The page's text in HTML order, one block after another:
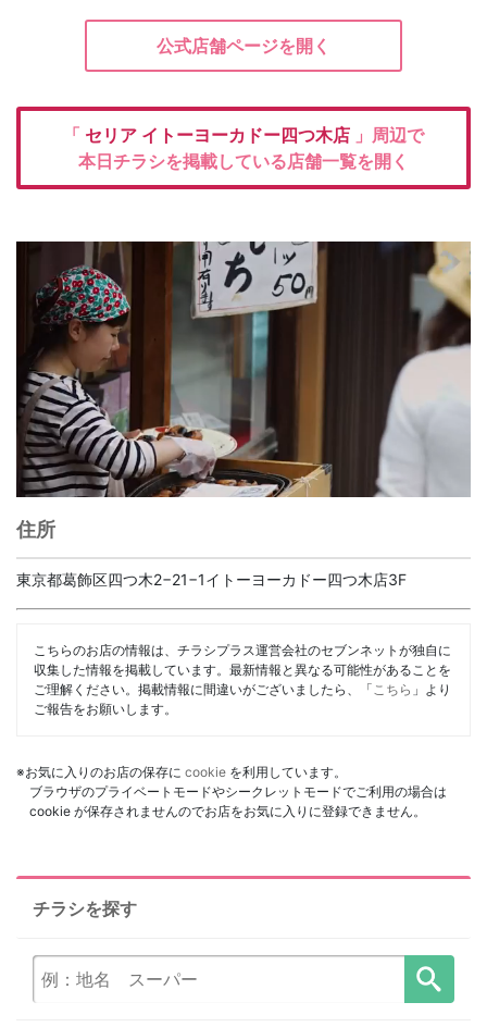
公式店舗ページを開く
「 セリア イトーヨーカドー四つ木店 」周辺で
本日チラシを掲載している店舗一覧を開く
住所
東京都葛飾区四つ木2−21−1イトーヨーカドー四つ木店3F
こちらのお店の情報は、チラシプラス運営会社のセブンネットが独自に
収集した情報を掲載しています。最新情報と異なる可能性があることを
ご理解ください。掲載情報に間違いがございましたら、「 こちら 」より
ご報告をお願いします。
※お気に入りのお店の保存に cookie を利用しています。
ブラウザのプライベートモードやシークレットモードでご利用の場合は
cookie が保存されませんのでお店をお気に入りに登録できません。
チラシを探す